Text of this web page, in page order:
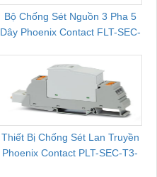
Bộ Chống Sét Nguồn 3 Pha 5
Dây Phoenix Contact FLT-SEC-
Thiết Bị Chống Sét Lan Truyền
Phoenix Contact PLT-SEC-T3-